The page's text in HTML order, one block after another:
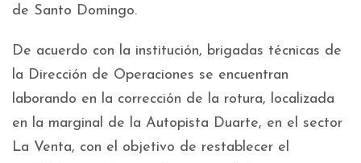
de Santo Domingo.
De acuerdo con la institución, brigadas técnicas de
la Dirección de Operaciones se encuentran
laborando en la corrección de la rotura, localizada
en la marginal de la Autopista Duarte, en el sector
La Venta, con el objetivo de restablecer el